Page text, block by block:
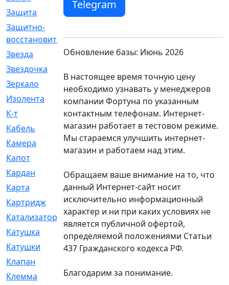
Защита
[79]
Защитно-
восстановительный
Звезда
[1]
Звездочка
Зеркало
[369]
Изолента
[1]
К-т
[13]
Кабель
[50]
Камера
[4]
Капот
Кардан
[131]
Карта
[2]
Картридж
[250]
Катализатор
[1]
Катушка
[2]
Катушки
[291]
Клапан
Клемма
[5]
Telegram
Обновление базы: Июнь 2026
В настоящее время точную цену
необходимо узнавать у менеджеров
компании Фортуна по указанным
контактным телефонам. Интернет-
магазин работает в тестовом режиме.
Мы стараемся улучшить интернет-
магазин и работаем над этим.
Обращаем ваше внимание на то, что
данный Интернет-сайт носит
исключительно информационный
характер и ни при каких условиях не
является публичной офертой,
определяемой положениями Статьи
437 Гражданского кодекса РФ.
Благодарим за понимание.